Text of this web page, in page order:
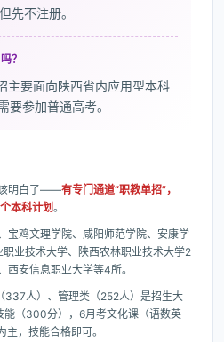
先不注册。
？
主要面向陕西省内应用型本科
要参加普通高考。
该明白了——有专门通道“职教单招”，
本科计划。
宝鸡文理学院、咸阳师范学院、安康学
业技术大学、陕西农林职业技术大学2
西安信息职业大学等4所。
337人）、管理类（252人）是招生大
能（300分），6月考文化课（语数英
，技能合格即可。